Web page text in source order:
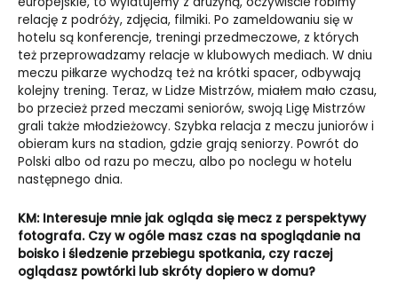
relację z podróży, zdjęcia, filmiki. Po zameldowaniu się w
hotelu są konferencje, treningi przedmeczowe, z których
też przeprowadzamy relacje w klubowych mediach. W dniu
meczu piłkarze wychodzą też na krótki spacer, odbywają
kolejny trening. Teraz, w Lidze Mistrzów, miałem mało czasu,
bo przecież przed meczami seniorów, swoją Ligę Mistrzów
grali także młodzieżowcy. Szybka relacja z meczu juniorów i
obieram kurs na stadion, gdzie grają seniorzy. Powrót do
Polski albo od razu po meczu, albo po noclegu w hotelu
następnego dnia.
KM: Interesuje mnie jak ogląda się mecz z perspektywy
fotografa. Czy w ogóle masz czas na spoglądanie na
boisko i śledzenie przebiegu spotkania, czy raczej
oglądasz powtórki lub skróty dopiero w domu?